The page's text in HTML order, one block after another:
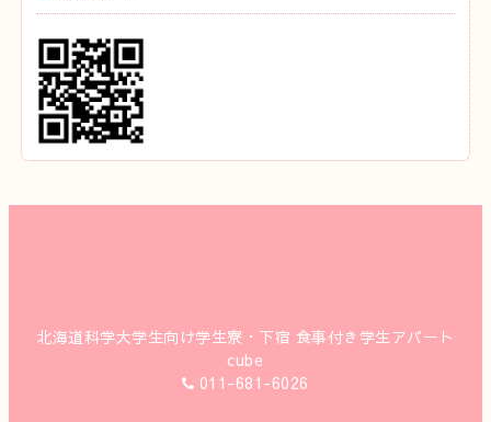
北海道科学大学生向け学生寮・下宿 食事付き学生アパート
cube
011-681-6026